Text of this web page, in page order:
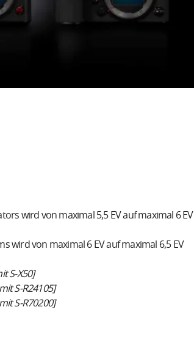
wird von maximal 5,5 EV auf maximal 6 EV
wird von maximal 6 EV auf maximal 6,5 EV
S-X50]
S-R24105]
S-R70200]